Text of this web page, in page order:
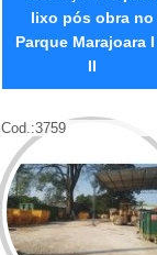
lixo pós obra no
Parque Marajoara
II
Cod.:3759